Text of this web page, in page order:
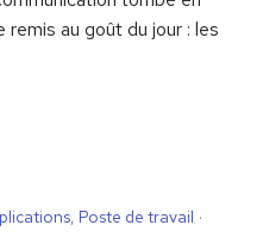
au goût du jour : les
, Poste de travail